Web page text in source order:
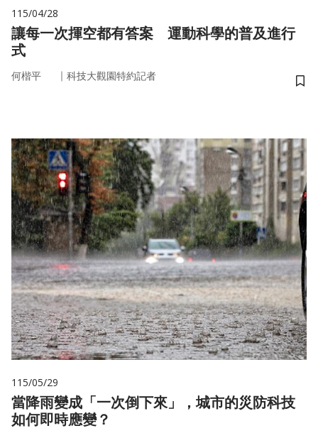
115/04/28
讓每一次揮空都有答案 運動科學的普及進行
式
何楷平 ｜ 科技大觀園特約記者
儲
115/05/29
當降雨變成「一次倒下來」，城市的災防科技
如何即時應變？